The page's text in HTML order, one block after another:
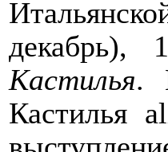
Кастилья.
Кастилья